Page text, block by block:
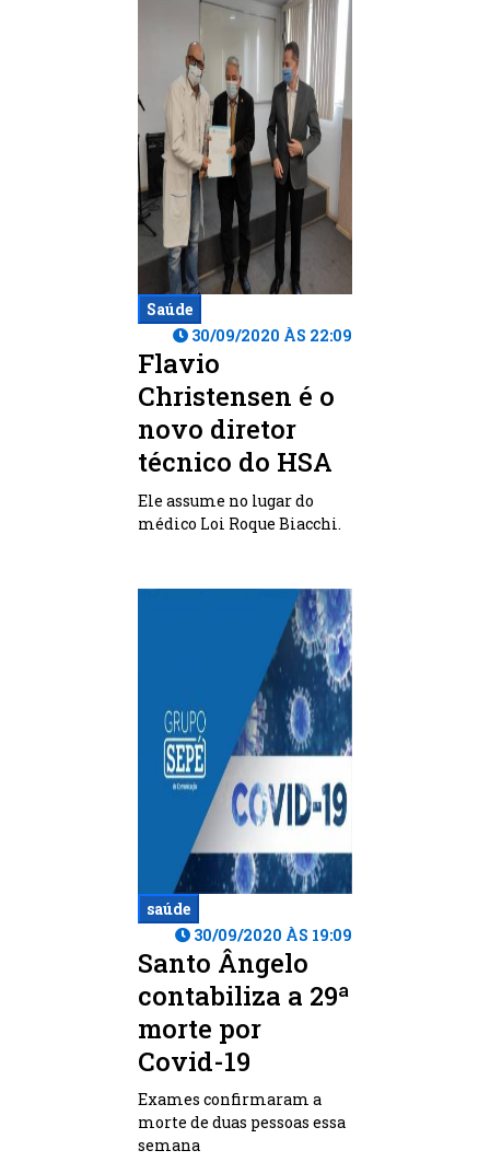
Saúde
30/09/2020 ÀS 22:09
Flavio
Christensen é o
novo diretor
técnico do HSA
Ele assume no lugar do
médico Loi Roque Biacchi.
saúde
30/09/2020 ÀS 19:09
Santo Ângelo
contabiliza a 29ª
morte por
Covid-19
Exames confirmaram a
morte de duas pessoas essa
semana